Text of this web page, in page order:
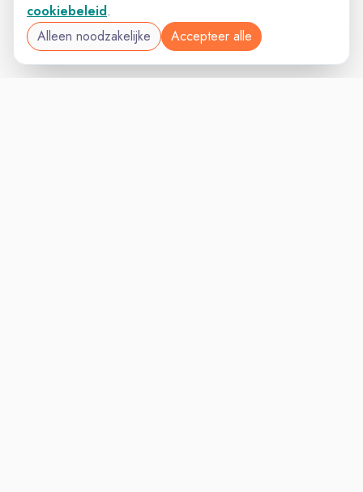
cookiebeleid.
Alleen noodzakelijke
Accepteer alle